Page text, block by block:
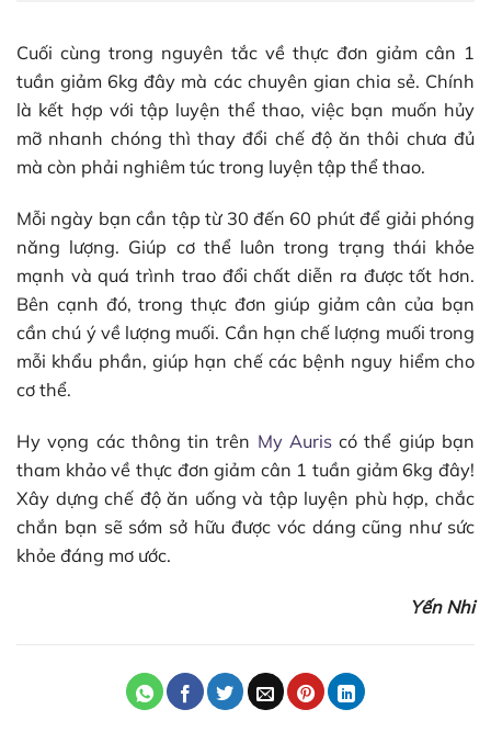
Cuối cùng trong nguyên tắc về thực đơn giảm cân 1
tuần giảm 6kg đây mà các chuyên gian chia sẻ. Chính
là kết hợp với tập luyện thể thao, việc bạn muốn hủy
mỡ nhanh chóng thì thay đổi chế độ ăn thôi chưa đủ
mà còn phải nghiêm túc trong luyện tập thể thao.
Mỗi ngày bạn cần tập từ 30 đến 60 phút để giải phóng
năng lượng. Giúp cơ thể luôn trong trạng thái khỏe
mạnh và quá trình trao đổi chất diễn ra được tốt hơn.
Bên cạnh đó, trong thực đơn giúp giảm cân của bạn
cần chú ý về lượng muối. Cần hạn chế lượng muối trong
mỗi khẩu phần, giúp hạn chế các bệnh nguy hiểm cho
cơ thể.
Hy vọng các thông tin trên My Auriscó thể giúp bạn
tham khảo về thực đơn giảm cân 1 tuần giảm 6kg đây!
Xây dựng chế độ ăn uống và tập luyện phù hợp, chắc
chắn bạn sẽ sớm sở hữu được vóc dáng cũng như sức
khỏe đáng mơ ước.
Yến Nhi